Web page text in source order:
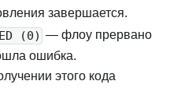
завершается.
(0) — флоу прервано
ошибка.
этого кода